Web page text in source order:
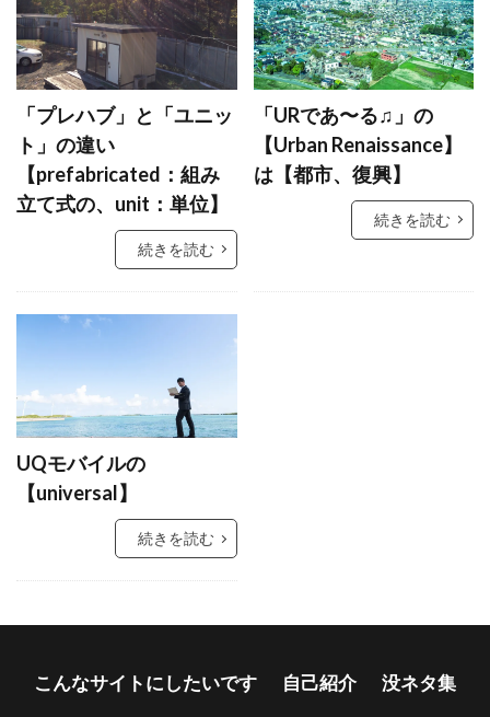
「プレハブ」と「ユニッ
ト」の違い
【prefabricated：組み
立て式の、unit：単位】
続きを読む
「URであ〜る♫」の
【Urban Renaissance】
は【都市、復興】
続きを読む
UQモバイルの
【universal】
続きを読む
こんなサイトにしたいです 自己紹介 没ネタ集